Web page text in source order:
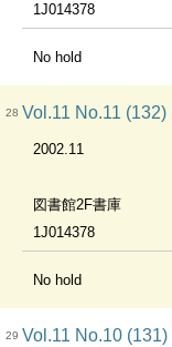
1J014378
No hold
28 Vol.11 No.11 (132)
2002.11
図書館2F書庫
1J014378
No hold
29 Vol.11 No.10 (131)